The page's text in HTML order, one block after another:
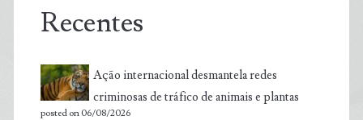
Recentes
Ação internacional desmantela redes
criminosas de tráfico de animais e plantas
posted on 06/08/2026